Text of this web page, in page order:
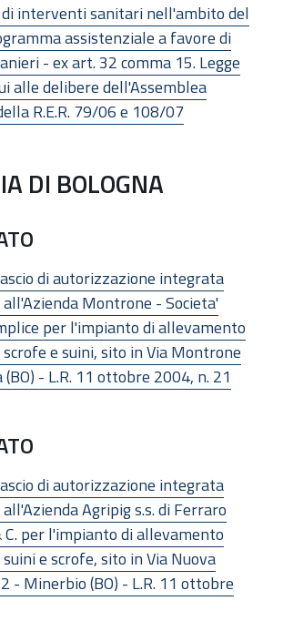
di interventi sanitari nell'ambito del
assistenziale a favore di
- ex art. 32 comma 15. Legge
alle delibere dell'Assemblea
R.E.R. 79/06 e 108/07
DI BOLOGNA
di autorizzazione integrata
Montrone - Societa'
per l'impianto di allevamento
e suini, sito in Via Montrone
(BO) - L.R. 11 ottobre 2004, n. 21
di autorizzazione integrata
Agripig s.s. di Ferraro
per l'impianto di allevamento
e scrofe, sito in Via Nuova
- Minerbio (BO) - L.R. 11 ottobre